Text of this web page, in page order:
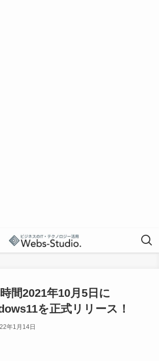
間2021年10月5日に
を正式リリース！
年1月14日